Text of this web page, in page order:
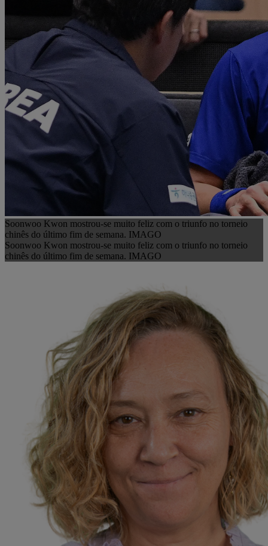
Soonwoo Kwon mostrou-se muito feliz com o triunfo no torneio
chinês do último fim de semana. IMAGO
Soonwoo Kwon mostrou-se muito feliz com o triunfo no torneio
chinês do último fim de semana. IMAGO